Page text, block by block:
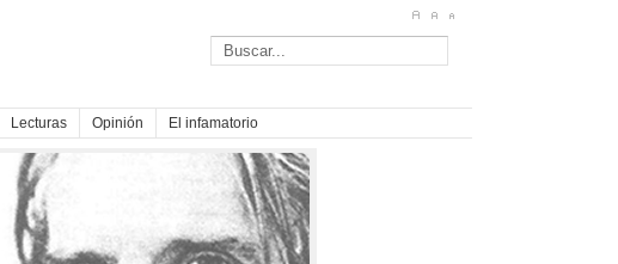
Lecturas Opinión El infamatorio